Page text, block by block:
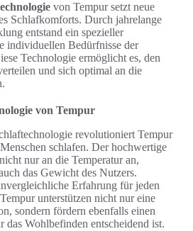
von Tempur setzt neue
Schlafkomforts. Durch jahrelange
entstand ein spezieller
individuellen Bedürfnisse der
Technologie ermöglicht es, den
und sich optimal an die
von Tempur
revolutioniert Tempur
schlafen. Der hochwertige
nur an die Temperatur an,
das Gewicht des Nutzers.
Erfahrung für jeden
unterstützen nicht nur eine
sondern fördern ebenfalls einen
das Wohlbefinden entscheidend ist.